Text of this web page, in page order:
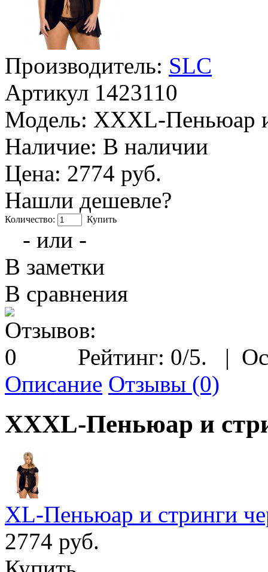
Производитель: SLC
Артикул 1423110
Модель: XXXL-Пеньюар
Наличие: В наличии
Цена: 2774 руб.
Нашли дешевле?
Количество: Купить
- или -
В заметки
В сравнения
Рейтинг: 0/5. |
Описание Отзывы (0)
XXXL-Пеньюар и
XL-Пеньюар и стринги
2774 руб.